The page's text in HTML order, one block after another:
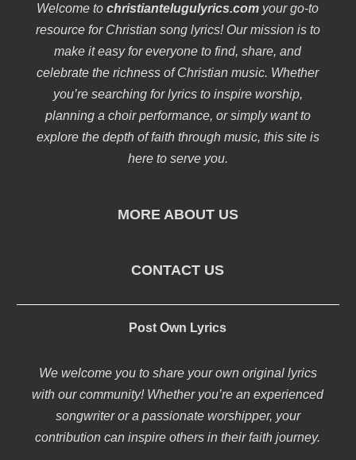
Welcome tochristiantelugulyrics.com your go-to
resource for Christian song lyrics! Our mission is to
make it easy for everyone to find, share, and
celebrate the richness of Christian music. Whether
you’re searching for lyrics to inspire worship,
planning a choir performance, or simply want to
explore the depth of faith through music, this site is
here to serve you.
MORE ABOUT US
CONTACT US
Post Own Lyrics
We welcome you to share your own original lyrics
with our community! Whether you’re an experienced
songwriter or a passionate worshipper, your
contribution can inspire others in their faith journey.